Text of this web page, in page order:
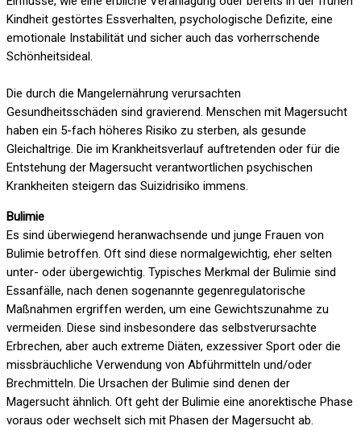
Kindheit gestörtes Essverhalten, psychologische Defizite, eine
emotionale Instabilität und sicher auch das vorherrschende
Schönheitsideal.
Die durch die Mangelernährung verursachten
Gesundheitsschäden sind gravierend. Menschen mit Magersucht
haben ein 5-fach höheres Risiko zu sterben, als gesunde
Gleichaltrige. Die im Krankheitsverlauf auftretenden oder für die
Entstehung der Magersucht verantwortlichen psychischen
Krankheiten steigern das Suizidrisiko immens.
Bulimie
Es sind überwiegend heranwachsende und junge Frauen von
Bulimie betroffen. Oft sind diese normalgewichtig, eher selten
unter- oder übergewichtig. Typisches Merkmal der Bulimie sind
Essanfälle, nach denen sogenannte gegenregulatorische
Maßnahmen ergriffen werden, um eine Gewichtszunahme zu
vermeiden. Diese sind insbesondere das selbstverursachte
Erbrechen, aber auch extreme Diäten, exzessiver Sport oder die
missbräuchliche Verwendung von Abführmitteln und/oder
Brechmitteln. Die Ursachen der Bulimie sind denen der
Magersucht ähnlich. Oft geht der Bulimie eine anorektische Phase
voraus oder wechselt sich mit Phasen der Magersucht ab.